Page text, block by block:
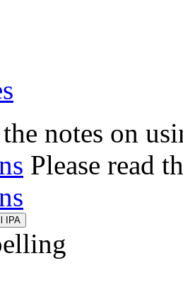
the notes on
Please read
IPA